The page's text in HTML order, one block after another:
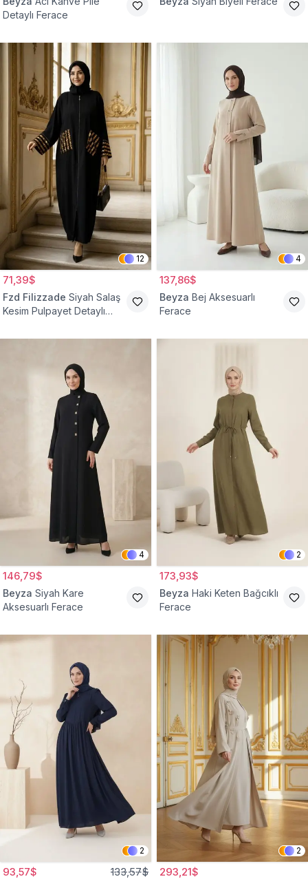
Detaylı Ferace
12
71,39$
Fzd Filizzade Siyah Salaş
Kesim Pulpayet Detaylı
4
137,86$
Beyza Bej Aksesuarlı
Ferace
4
146,79$
Beyza Siyah Kare
Aksesuarlı Ferace
2
173,93$
Beyza Haki Keten Bağcıklı
Ferace
2
93,57$ 133,57$
2
293,21$